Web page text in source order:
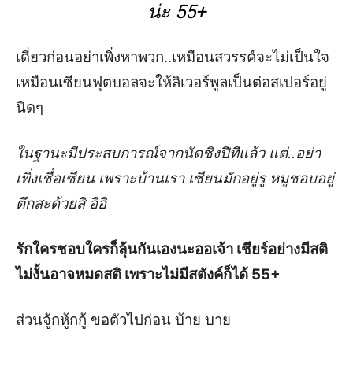
น่ะ 55+
เดี่ยวก่อนอย่าเพิ่งหาพวก..เหมือนสวรรค์จะไม่เป็นใจ
เหมือนเซียนฟุตบอลจะให้ลิเวอร์พูลเป็นต่อสเปอร์อยู่
นิดๆ
ในฐานะมีประสบการณ์จากนัดชิงปีทีแล้ว แต่..อย่า
เพิ่งเชื่อเซียน เพราะบ้านเรา เซียนมักอยู่รู หมูชอบอยู่
ตึกสะด้วยสิ อิอิ
รักใครชอบใครก็ลุ้นกันเองนะออเจ้า เชียร์อย่างมีสติ
ไม่งั้นอาจหมดสติ เพราะไม่มีสตังค์ก็ได้ 55+
ส่วนจู้กหู้กกู้ ขอตัวไปก่อน บ้าย บาย